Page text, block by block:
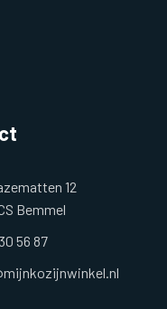
12
Bemmel
56 87